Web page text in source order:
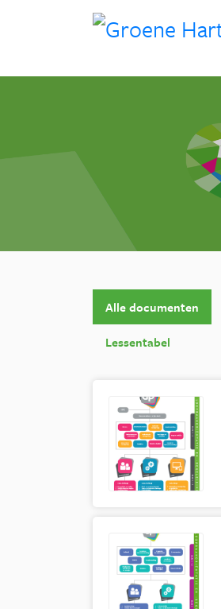
Alle documenten
Lessentabel